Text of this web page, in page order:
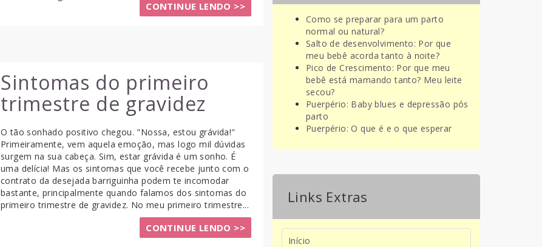
CONTINUE LENDO >>
Sintomas do primeiro
trimestre de gravidez
O tão sonhado positivo chegou. "Nossa, estou grávida!"
Primeiramente, vem aquela emoção, mas logo mil dúvidas
surgem na sua cabeça. Sim, estar grávida é um sonho. É
uma delícia! Mas os sintomas que você recebe junto com o
contrato da desejada barriguinha podem te incomodar
bastante, principalmente quando falamos dos sintomas do
primeiro trimestre de gravidez. No meu primeiro trimestre...
CONTINUE LENDO >>
Como se preparar para um parto
normal ou natural?
Salto de desenvolvimento: Por que
meu bebê acorda tanto à noite?
Pico de Crescimento: Por que meu
bebê está mamando tanto? Meu leite
secou?
Puerpério: Baby blues e depressão pós
parto
Puerpério: O que é e o que esperar
Links Extras
Início